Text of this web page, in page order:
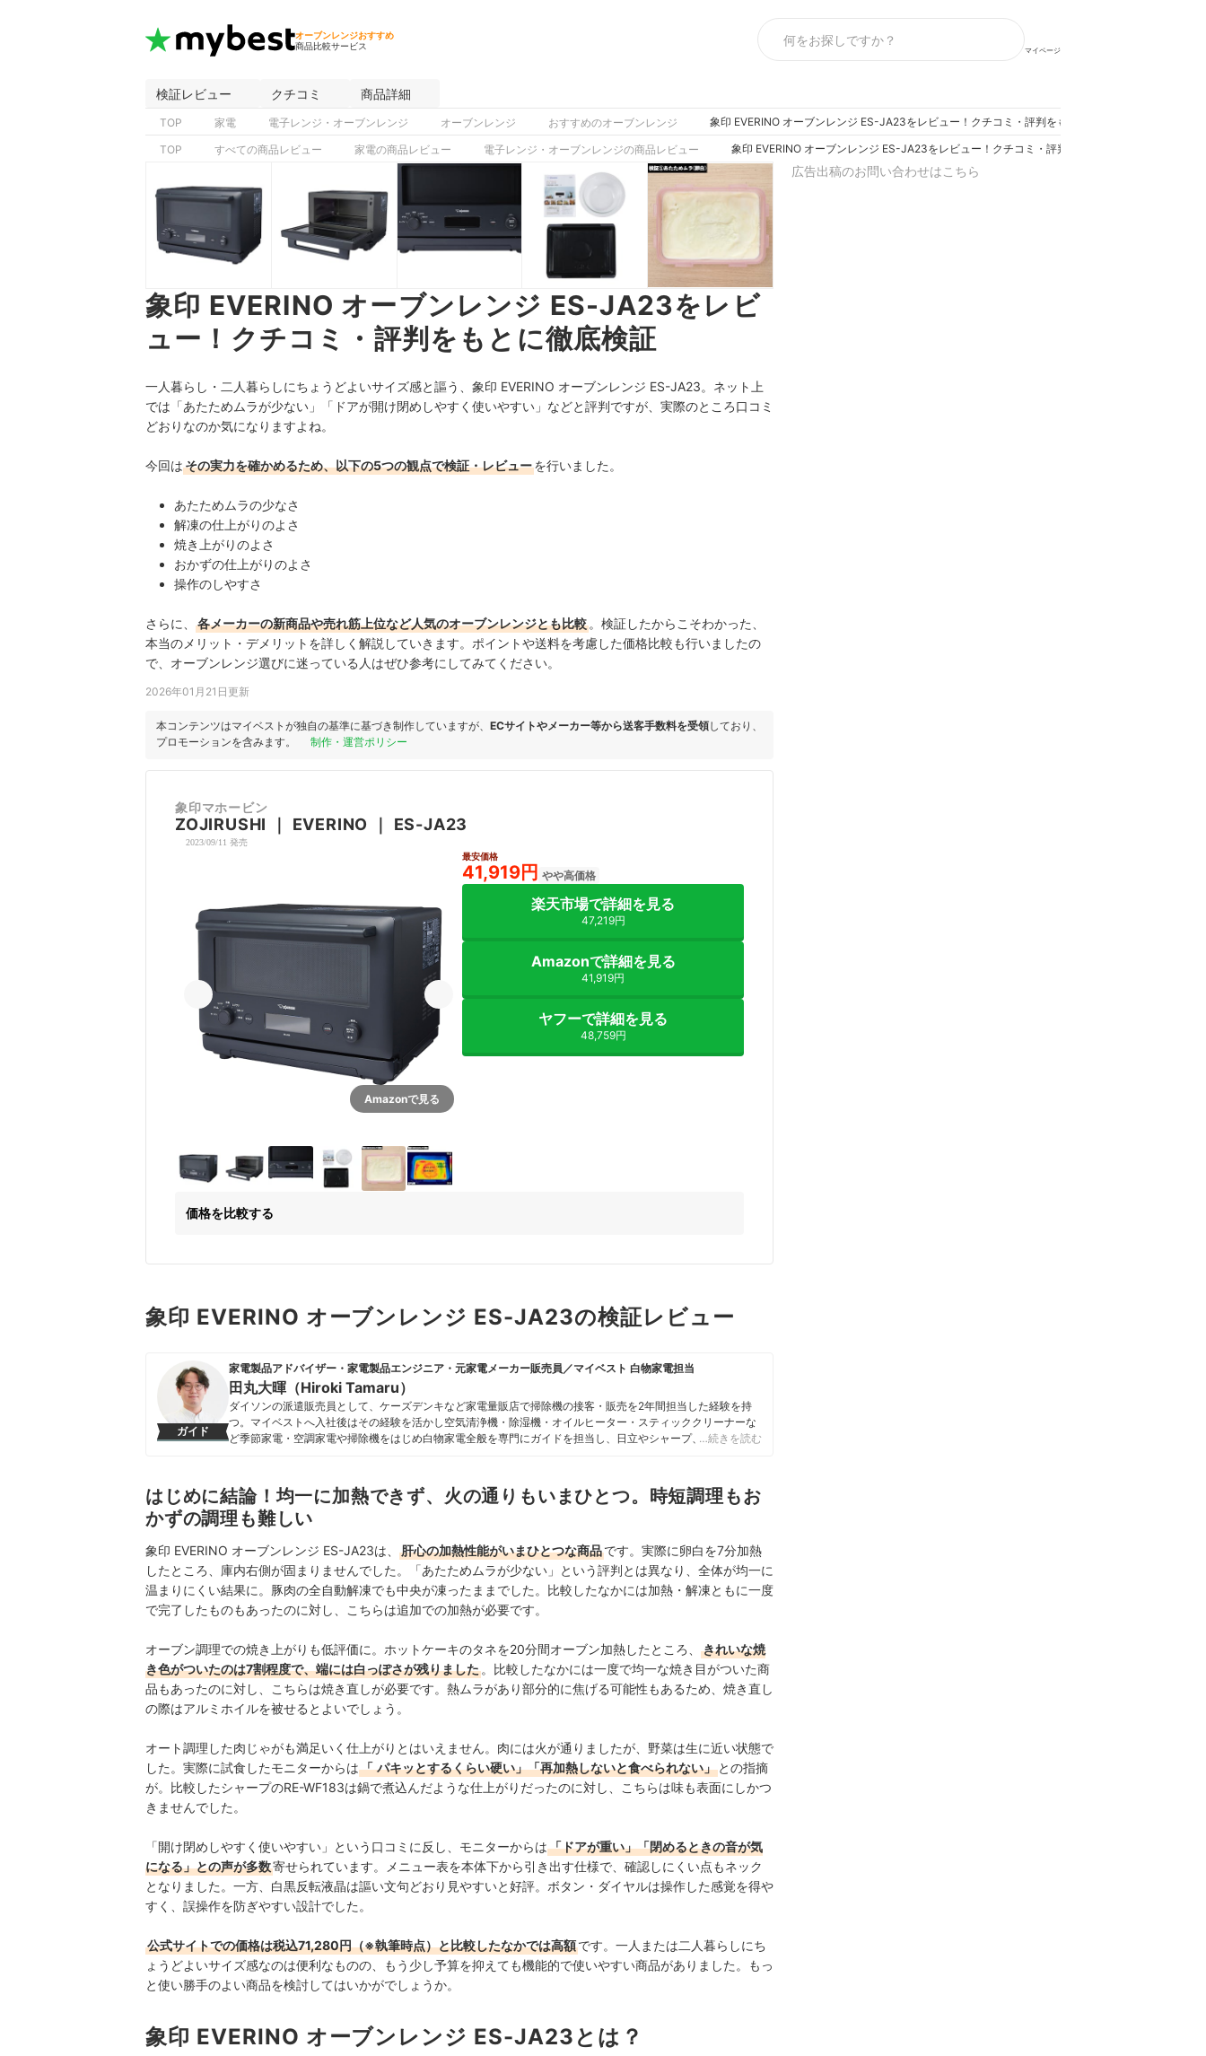
オーブンレンジおすすめ
商品比較サービス
マイページ
検証レビュー クチコミ 商品詳細
TOP 家電 電子レンジ・オーブンレンジ オーブンレンジ おすすめのオーブンレンジ 象印 EVERINO オーブンレンジ ES-JA23をレビュー！クチコミ・評判をもとに徹底検証
TOP すべての商品レビュー 家電の商品レビュー 電子レンジ・オーブンレンジの商品レビュー 象印 EVERINO オーブンレンジ ES-JA23をレビュー！クチコミ・評判をもとに徹底検証
象印 EVERINO オーブンレンジ ES-JA23をレビ
ュー！クチコミ・評判をもとに徹底検証
一人暮らし・二人暮らしにちょうどよいサイズ感と謳う、象印 EVERINO オーブンレンジ ES-JA23。ネット上
では「あたためムラが少ない」「ドアが開け閉めしやすく使いやすい」などと評判ですが、実際のところ口コミ
どおりなのか気になりますよね。
今回はその実力を確かめるため、以下の5つの観点で検証・レビューを行いました。
あたためムラの少なさ
解凍の仕上がりのよさ
焼き上がりのよさ
おかずの仕上がりのよさ
操作のしやすさ
さらに、 各メーカーの新商品や売れ筋上位など人気のオーブンレンジとも比較 。検証したからこそわかった、
本当のメリット・デメリットを詳しく解説していきます。ポイントや送料を考慮した価格比較も行いましたの
で、オーブンレンジ選びに迷っている人はぜひ参考にしてみてください。
2026年01月21日更新
本コンテンツはマイベストが独自の基準に基づき制作していますが、 ECサイトやメーカー等から送客手数料を受領しており、
プロモーションを含みます。
制作・運営ポリシー
象印マホービン
ZOJIRUSHI EVERINO ES-JA23
2023/09/11 発売
Amazonで見る
最安価格
41,919円 やや高価格
楽天市場で詳細を見る
47,219円
Amazonで詳細を見る
41,919円
ヤフーで詳細を見る
48,759円
価格を比較する
象印 EVERINO オーブンレンジ ES-JA23の検証レビュー
ガイド
家電製品アドバイザー・家電製品エンジニア・元家電メーカー販売員／マイベスト 白物家電担当
田丸大暉（Hiroki Tamaru）
ダイソンの派遣販売員として、ケーズデンキなど家電量販店で掃除機の接客・販売を2年間担当した経験を持
つ。マイベストへ入社後はその経験を活かし空気清浄機・除湿機・オイルヒーター・スティッククリーナーな
ど季節家電・空調家電や掃除機をはじめ白物家電全般を専門にガイドを担当し、日立やシャープ、パナソニッ
エネ性能やお手入れのしやすさまでひとつひとつ丁寧に確認しながらコンテンツ制作を行う。
田丸大暉（Hiroki Tamaru）のプロフィール
…続きを読む
はじめに結論！均一に加熱できず、火の通りもいまひとつ。時短調理もお
かずの調理も難しい
象印 EVERINO オーブンレンジ ES-JA23は、 肝心の加熱性能がいまひとつな商品です。 実際に卵白を7分加熱
したところ、庫内右側が固まりませんでした。「あたためムラが少ない」という評判とは異なり、全体が均一に
温まりにくい結果に。豚肉の全自動解凍でも中央が凍ったままでした。比較したなかには加熱・解凍ともに一度
で完了したものもあったのに対し、こちらは追加での加熱が必要です。
オーブン調理での焼き上がりも低評価に。 ホットケーキのタネを20分間オーブン加熱したところ、
きれいな焼
き色がついたのは7割程度で、端には白っぽさが残りました 。比較したなかには一度で均一な焼き目がついた商
品もあったのに対し、こちらは焼き直しが必要です。熱ムラがあり部分的に焦げる可能性もあるため、焼き直し
の際はアルミホイルを被せるとよいでしょう。
オート調理した肉じゃがも満足いく仕上がりとはいえません。肉には火が通りましたが、野菜は生に近い状態で
した。実際に試食したモニターからは「 パキッとするくらい硬い」「再加熱しないと食べられない」 との指摘
が。比較したシャープのRE-WF183は鍋で煮込んだような仕上がりだったのに対し、こちらは味も表面にしかつ
きませんでした。
「開け閉めしやすく使いやすい」という口コミに反し、モニターからは「ドアが重い」「閉めるときの音が気
になる」との声が多数寄せられています。メニュー表を本体下から引き出す仕様で、確認しにくい点もネック
となりました。一方、 白黒反転液晶は謳い文句どおり見やすいと好評。ボタン・ダイヤルは操作した感覚を得や
すく、 誤操作を防ぎやすい設計でした。
公式サイトでの価格は税込71,280円（※執筆時点）と比較したなかでは高額です。一人または二人暮らしにち
ょうどよいサイズ感なのは便利なものの、もう少し予算を抑えても機能的で使いやすい商品がありました。もっ
と使い勝手のよい商品を検討してはいかがでしょうか。
象印 EVERINO オーブンレンジ ES-JA23とは？
広告出稿のお問い合わせはこちら